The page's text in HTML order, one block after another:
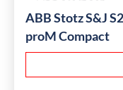
ABB Stotz S&J
proM Compact